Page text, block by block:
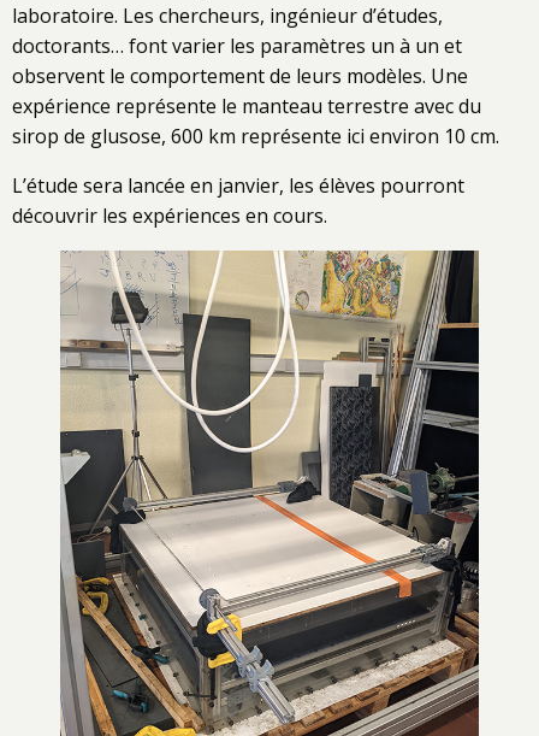
laboratoire. Les chercheurs, ingénieur d’études,
doctorants… font varier les paramètres un à un et
observent le comportement de leurs modèles. Une
expérience représente le manteau terrestre avec du
sirop de glusose, 600 km représente ici environ 10 cm.
L’étude sera lancée en janvier, les élèves pourront
découvrir les expériences en cours.